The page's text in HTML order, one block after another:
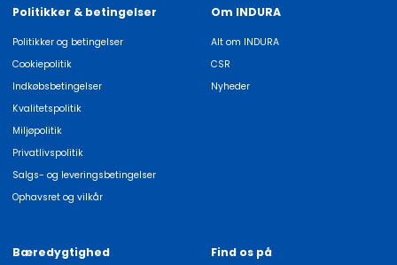
Politikker & betingelser
Politikker og betingelser
Cookiepolitik
Indkøbsbetingelser
Kvalitetspolitik
Miljøpolitik
Privatlivspolitik
Salgs- og leveringsbetingelser
Ophavsret og vilkår
Om INDURA
Alt om INDURA
CSR
Nyheder
Bæredygtighed Find os på